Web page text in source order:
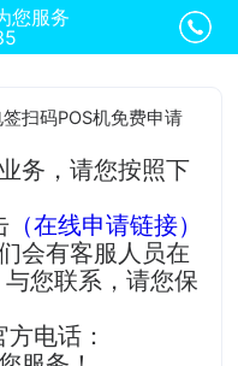
您服务
扫码POS机免费申请
务，请您按照下
（在线申请链接）
会有客服人员在
与您联系，请您保
电话：